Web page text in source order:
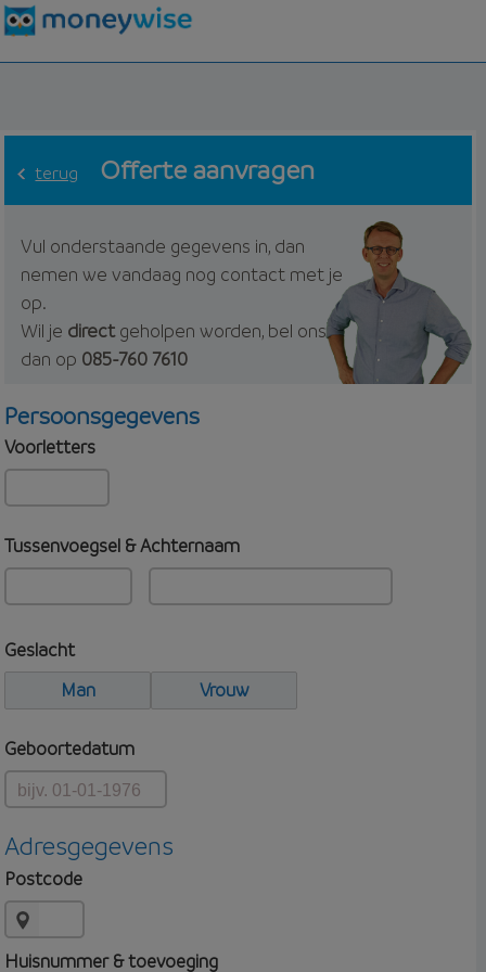
terug Offerte aanvragen
Vul onderstaande gegevens in, dan
nemen we vandaag nog contact met je
op.
Wil je directgeholpen worden, bel ons
dan op 085-760 7610
Persoonsgegevens
Voorletters
Tussenvoegsel & Achternaam
Geslacht
Man
Vrouw
Geboortedatum
Adresgegevens
Postcode
Huisnummer & toevoeging